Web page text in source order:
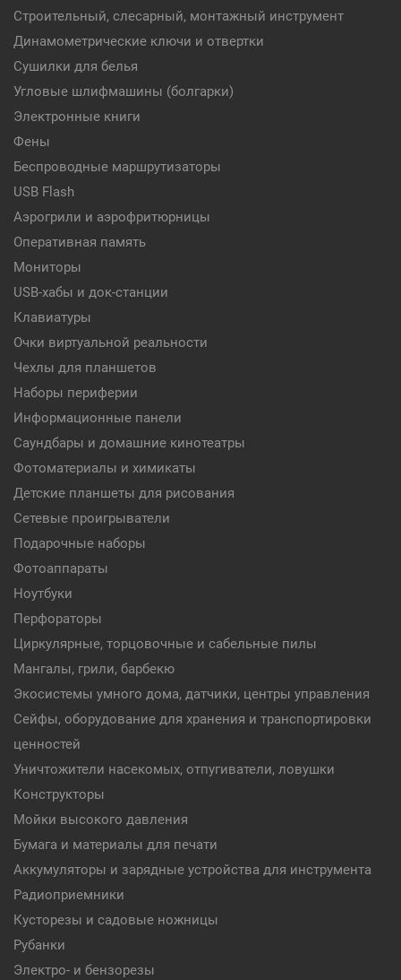
Строительный, слесарный, монтажный инструмент
Динамометрические ключи и отвертки
Сушилки для белья
Угловые шлифмашины (болгарки)
Электронные книги
Фены
Беспроводные маршрутизаторы
USB Flash
Аэрогрили и аэрофритюрницы
Оперативная память
Мониторы
USB-хабы и док-станции
Клавиатуры
Очки виртуальной реальности
Чехлы для планшетов
Наборы периферии
Информационные панели
Саундбары и домашние кинотеатры
Фотоматериалы и химикаты
Детские планшеты для рисования
Сетевые проигрыватели
Подарочные наборы
Фотоаппараты
Ноутбуки
Перфораторы
Циркулярные, торцовочные и сабельные пилы
Мангалы, грили, барбекю
Экосистемы умного дома, датчики, центры управления
Сейфы, оборудование для хранения и транспортировки
ценностей
Уничтожители насекомых, отпугиватели, ловушки
Конструкторы
Мойки высокого давления
Бумага и материалы для печати
Аккумуляторы и зарядные устройства для инструмента
Радиоприемники
Кусторезы и садовые ножницы
Рубанки
Электро- и бензорезы